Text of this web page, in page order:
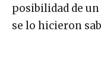
posibilidad de
se lo hicieron